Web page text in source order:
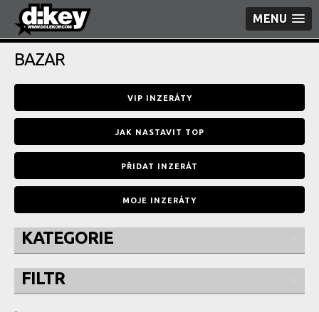
MENU
BAZAR
VIP INZERÁTY
JAK NASTAVIT TOP
PŘIDAT INZERÁT
MOJE INZERÁTY
KATEGORIE
FILTR